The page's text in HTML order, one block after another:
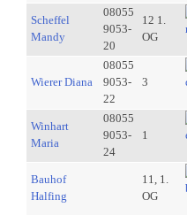
Scheffel
Mandy
08055
9053-
20
12 1.
OG
Wierer Diana
08055
9053-
22
3
Winhart
Maria
08055
9053-
24
1
Bauhof
Halfing
11, 1.
OG